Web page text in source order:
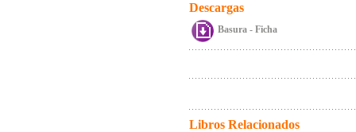
Descargas
Basura - Ficha
Libros Relacionados